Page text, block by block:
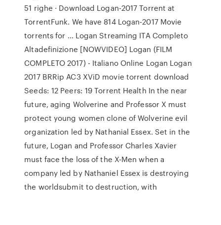
51 righe · Download Logan-2017 Torrent at
TorrentFunk. We have 814 Logan-2017 Movie
torrents for … Logan Streaming ITA Completo
Altadefinizione [NOWVIDEO] Logan (FILM
COMPLETO 2017) - Italiano Online Logan Logan
2017 BRRip AC3 XViD movie torrent download
Seeds: 12 Peers: 19 Torrent Health In the near
future, aging Wolverine and Professor X must
protect young women clone of Wolverine evil
organization led by Nathanial Essex. Set in the
future, Logan and Professor Charles Xavier
must face the loss of the X-Men when a
company led by Nathaniel Essex is destroying
the worldsubmit to destruction, with